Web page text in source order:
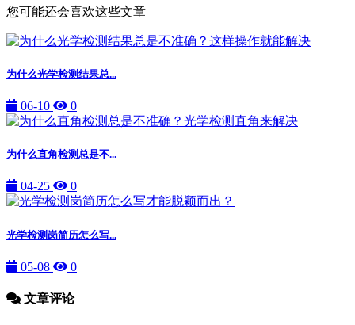
您可能还会喜欢这些文章
为什么光学检测结果总...
06-10 0
为什么直角检测总是不...
04-25 0
光学检测岗简历怎么写...
05-08 0
文章评论